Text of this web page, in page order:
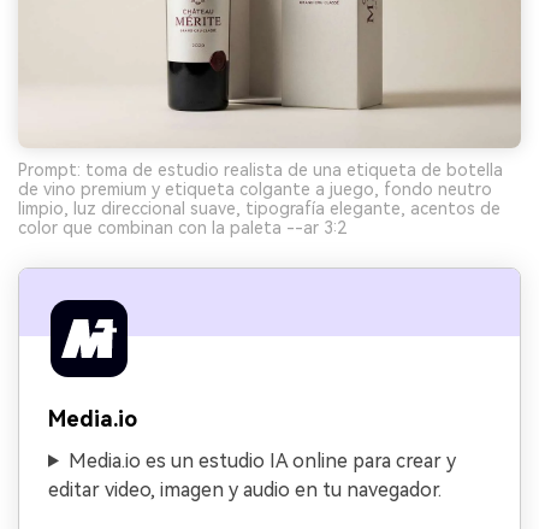
Prompt: toma de estudio realista de una etiqueta de botella
de vino premium y etiqueta colgante a juego, fondo neutro
limpio, luz direccional suave, tipografía elegante, acentos de
color que combinan con la paleta --ar 3:2
Media.io
Media.io es un estudio IA online para crear y
editar video, imagen y audio en tu navegador.